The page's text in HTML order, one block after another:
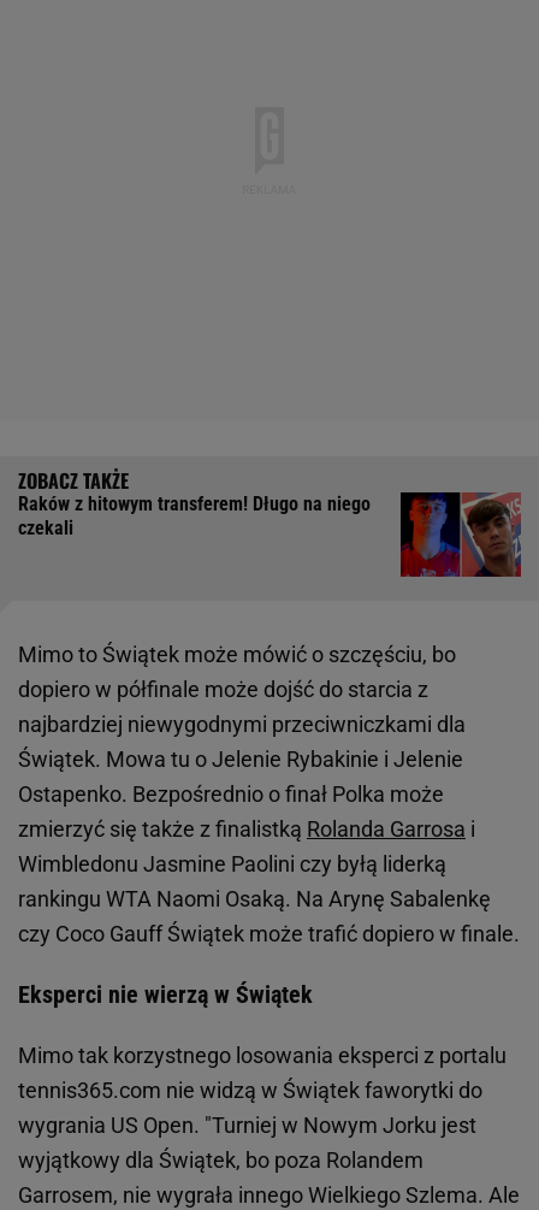
Raków z hitowym transferem! Długo na niego
czekali
Mimo to Świątek może mówić o szczęściu, bo
dopiero w półfinale może dojść do starcia z
najbardziej niewygodnymi przeciwniczkami dla
Świątek. Mowa tu o Jelenie Rybakinie i Jelenie
Ostapenko. Bezpośrednio o finał Polka może
zmierzyć się także z finalistką Rolanda Garrosa i
Wimbledonu Jasmine Paolini czy byłą liderką
rankingu WTA Naomi Osaką. Na Arynę Sabalenkę
czy Coco Gauff Świątek może trafić dopiero w finale.
Eksperci nie wierzą w Świątek
Mimo tak korzystnego losowania eksperci z portalu
tennis365.com nie widzą w Świątek faworytki do
wygrania US Open. "Turniej w Nowym Jorku jest
wyjątkowy dla Świątek, bo poza Rolandem
Garrosem, nie wygrała innego Wielkiego Szlema. Ale